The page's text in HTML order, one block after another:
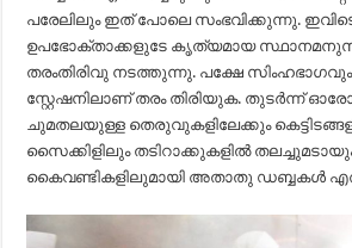
പരേലിലും ഇത് പോലെ സംഭവിക്കുന്നു.
ഉപഭോക്താക്കളുടേ കൃത്യമായ
തരംതിരിവു നടത്തുന്നു. പക്ഷേ സിംഹഭാഗവും
സ്റ്റേഷനിലാണ് തരം തിരിയുക. തുടർന്ന്
ചുമതലയുള്ള തെരുവുകളിലേക്കും
സൈക്കിളിലും തടിറാക്കുകളിൽ
കൈവണ്ടികളിലുമായി അതാതു ഡബ്ബകൾ